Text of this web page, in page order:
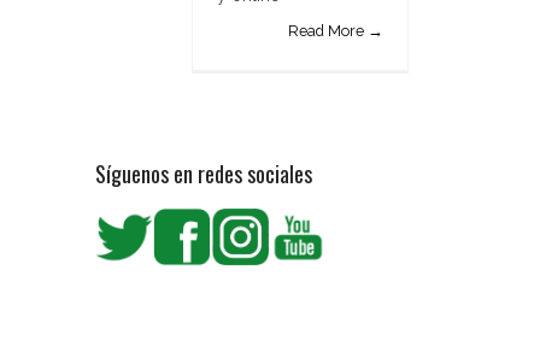
Read More →
Síguenos en redes sociales